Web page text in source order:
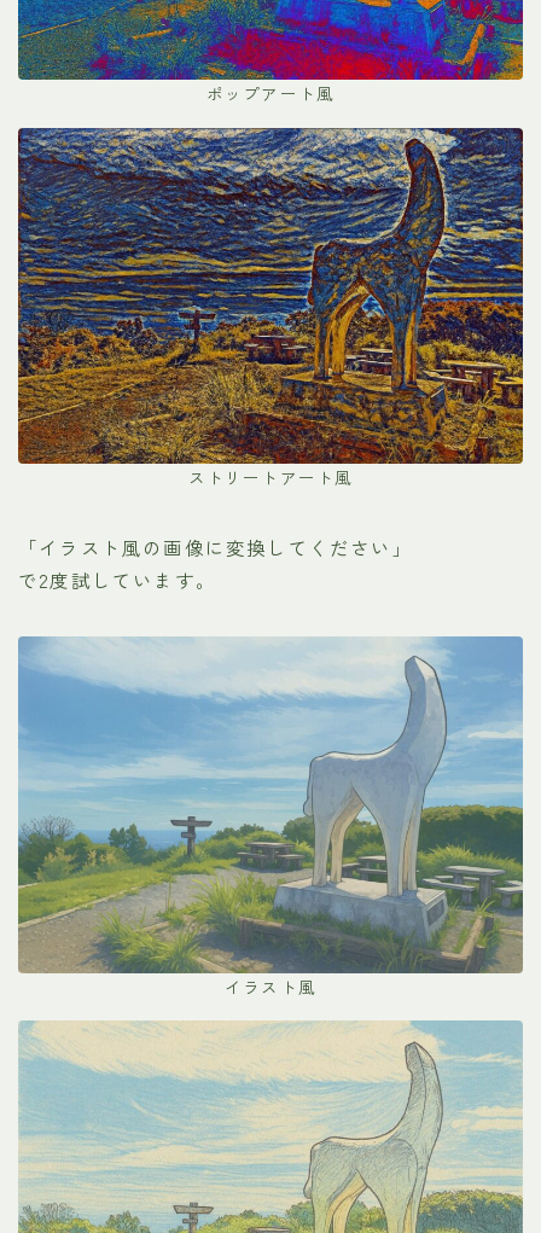
ポップアート風
ストリートアート風
「イラスト風の画像に変換してください」
で2度試しています。
イラスト風